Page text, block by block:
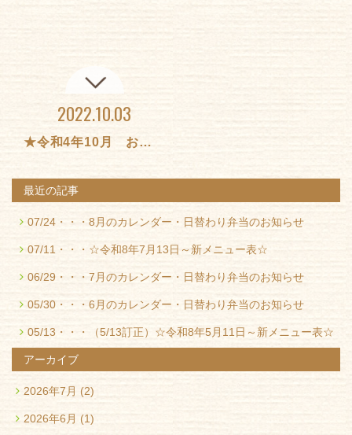
2022.10.03
★令和4年10月 お弁当★
最近の記事
07/24・・・ 8月のカレンダー・日替わり弁当のお知らせ
07/11・・・ ☆令和8年7月13日～新メニュー表☆
06/29・・・ 7月のカレンダー・日替わり弁当のお知らせ
05/30・・・ 6月のカレンダー・日替わり弁当のお知らせ
05/13・・・ （5/13訂正）☆令和8年5月11日～新メニュー表☆
アーカイブ
2026年7月 (2)
2026年6月 (1)